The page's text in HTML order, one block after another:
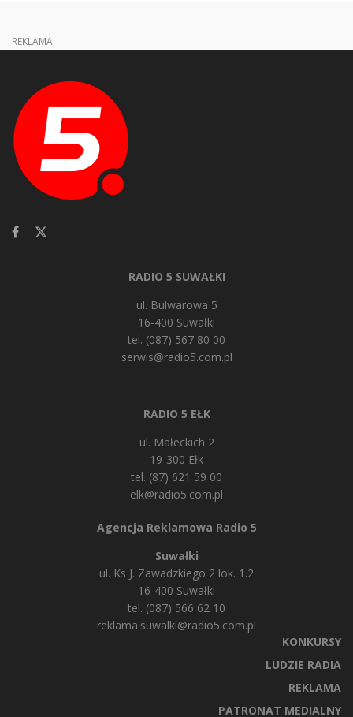
REKLAMA
RADIO 5 SUWAŁKI
ul. Bulwarowa 5
16-400 Suwałki
tel. (087) 567 80 00
serwis@radio5.com.pl
RADIO 5 EŁK
ul. Małeckich 2
19-300 Ełk
tel. (87) 621 59 00
elk@radio5.com.pl
Agencja Reklamowa Radio 5
Suwałki
ul. Ks J. Zawadzkiego 2 lok. 1.2
16-400 Suwałki
tel. (087) 566 62 10
reklama.suwalki@radio5.com.pl
KONKURSY
LUDZIE RADIA
REKLAMA
PATRONAT MEDIALNY